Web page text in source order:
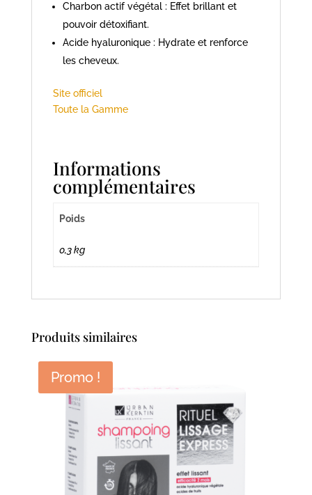
Charbon actif végétal : Effet brillant et
pouvoir détoxifiant.
Acide hyaluronique : Hydrate et renforce
les cheveux.
Site officiel
Toute la Gamme
Informations
complémentaires
Poids
0,3 kg
Produits similaires
Promo !